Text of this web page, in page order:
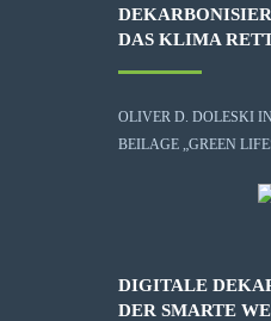
DAS KLIMA
OLIVER D. DOLESKI
BEILAGE „GREEN
DIGITALE
DER SMARTE